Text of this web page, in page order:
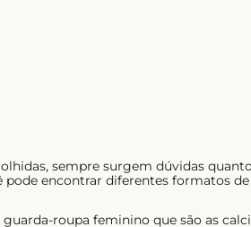
sempre surgem dúvidas
pode encontrar diferentes formatos
roupa feminino que são as